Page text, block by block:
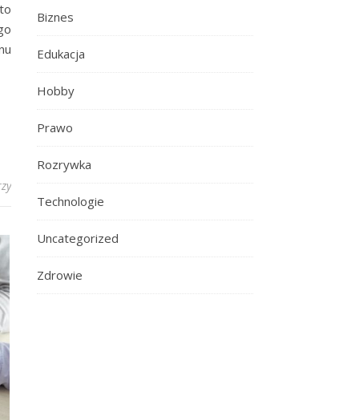
Biznes
Edukacja
Hobby
Prawo
Rozrywka
Technologie
Uncategorized
Zdrowie